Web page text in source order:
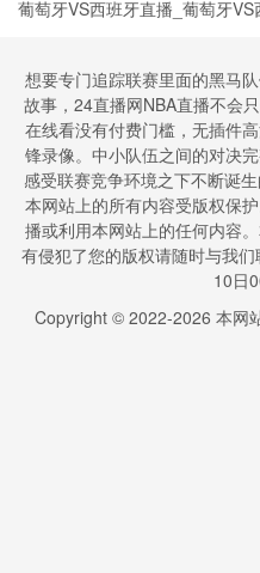
班牙vs葡萄牙预测分析直播
葡萄牙VS西班牙直播_葡萄牙
想要专门追踪联赛里面的黑马
故事，24直播网NBA直播不会
在线看没有付费门槛，无插件
锋录像。中小队伍之间的对决
感受联赛竞争环境之下不断诞
本网站上的所有内容受版权保
播或利用本网站上的任何内容
有侵犯了您的版权请随时与我
10日
Copyright © 2022-2026 本网